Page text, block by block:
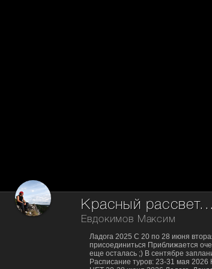
Красный рассвет...
Евдокимов Максим
Ладога 2025 С 20 по 28 июня
присоединиться Приближается
еще осталась ;) В сентябре
Расписание туров: 23-31 мая